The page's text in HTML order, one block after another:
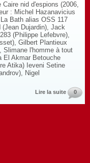
nid d'espions (2006,
: Michel Hazanavicius
Bath alias OSS 117
Dujardin), Jack
(Philippe Lefebvre),
Gilbert Plantieux
Slimane l'homme à tout
El Akmar Betouche
Atika) Ieveni Setine
Nigel
Lire la suite 0